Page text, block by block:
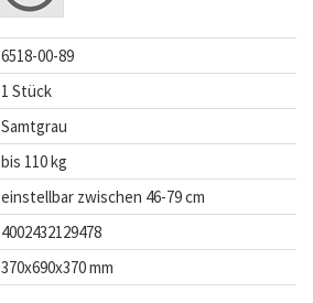
6518-00-89
1 Stück
Samtgrau
bis 110 kg
einstellbar zwischen 46-79 cm
4002432129478
370x690x370 mm